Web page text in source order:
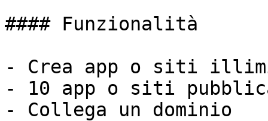
#### Funzionalità
- Crea app o siti
- 10 app o siti
- Collega un dominio